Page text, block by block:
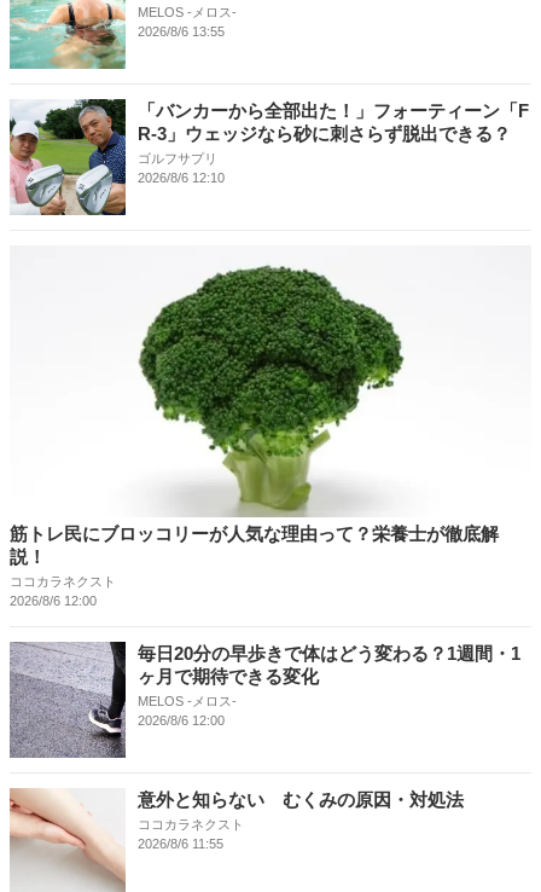
MELOS -メロス-
2026/8/6 13:55
「バンカーから全部出た！」フォーティーン「F
R-3」ウェッジなら砂に刺さらず脱出できる？
ゴルフサプリ
2026/8/6 12:10
筋トレ民にブロッコリーが人気な理由って？栄養士が徹底解
説！
ココカラネクスト
2026/8/6 12:00
毎日20分の早歩きで体はどう変わる？1週間・1
ヶ月で期待できる変化
MELOS -メロス-
2026/8/6 12:00
意外と知らない むくみの原因・対処法
ココカラネクスト
2026/8/6 11:55